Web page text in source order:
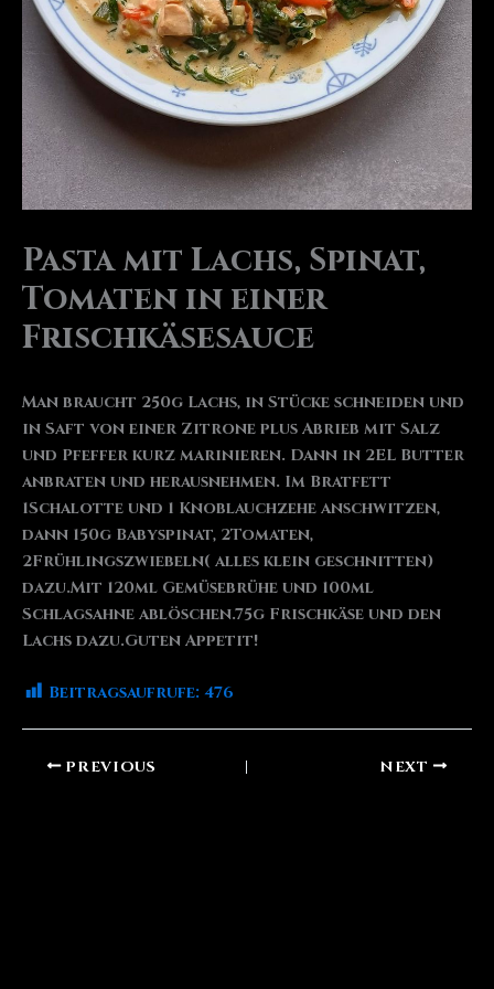
Pasta mit Lachs, Spinat,
Tomaten in einer
Frischkäsesauce
Man braucht 250g Lachs, in Stücke schneiden und
in Saft von einer Zitrone plus Abrieb mit Salz
und Pfeffer kurz marinieren. Dann in 2EL Butter
anbraten und herausnehmen. Im Bratfett
1Schalotte und 1 Knoblauchzehe anschwitzen,
dann 150g Babyspinat, 2Tomaten,
2Frühlingszwiebeln( alles klein geschnitten)
dazu.Mit 120ml Gemüsebrühe und 100ml
Schlagsahne ablöschen.75g Frischkäse und den
Lachs dazu.Guten Appetit!
Beitragsaufrufe: 476
PREVIOUS NEXT